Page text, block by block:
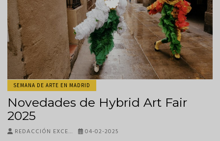
SEMANA DE ARTE EN MADRID
Novedades de Hybrid Art Fair
2025
REDACCIÓN EXCE… 04-02-2025